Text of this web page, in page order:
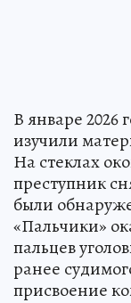
В январе 2026
изучили
На стеклах
преступник
были
«Пальчики»
пальцев
ранее
присвоение